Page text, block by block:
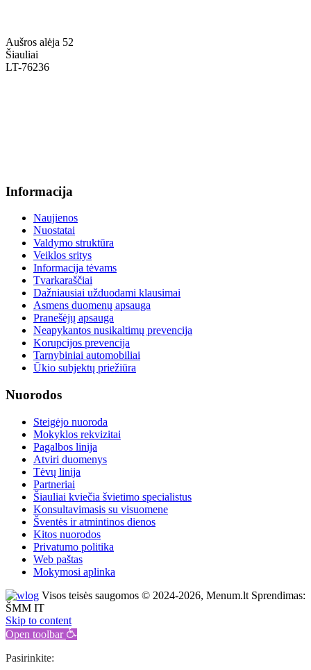
Aušros alėja 52
Šiauliai
LT-76236
Informacija
Naujienos
Nuostatai
Valdymo struktūra
Veiklos sritys
Informacija tėvams
Tvarkaraščiai
Dažniausiai užduodami klausimai
Asmens duomenų apsauga
Pranešėjų apsauga
Neapykantos nusikaltimų prevencija
Korupcijos prevencija
Tarnybiniai automobiliai
Ūkio subjektų priežiūra
Nuorodos
Steigėjo nuoroda
Mokyklos rekvizitai
Pagalbos linija
Atviri duomenys
Tėvų linija
Partneriai
Šiauliai kviečia švietimo specialistus
Konsultavimasis su visuomene
Šventės ir atmintinos dienos
Kitos nuorodos
Privatumo politika
Web paštas
Mokymosi aplinka
Visos teisės saugomos © 2024-2026, Menum.lt Sprendimas:
ŠMM IT
Skip to content
Open toolbar
Pasirinkite: